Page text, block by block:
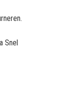
Snel